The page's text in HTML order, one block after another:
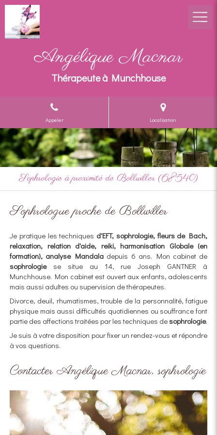
Angélique Macnar
Thérapeute à Munchhouse
Appeler Localisation
Sophrologie à proximité de Bollwiller (68540)
Sophrologue proche de Bollwiller
Je pratique les techniques d'EFT, sophrologie, fleurs de Bach,
relaxation, relation d'aide, reiki, harmonisation Globale (en
formation), analyse Mandala depuis 6 ans. Mon cabinet de
sophrologiese situe au 14, rue Joseph GANTNER à
Munchhouse. Mon cabinet est ouvert aux enfants, adolescents
mais aussi adultes ou supervision de thérapeutes.
Divorce, deuil, rhumatismes, trouble de la personnalité, fatigue
physique mais aussi difficultés quotidiennes ou souffrance font
partie des affections traitées par les techniques desophrologie.
Je suis à votre disposition pour fixer un rendez-vous et répondre
à vos questions.
Contacter Angélique Macnar, sophrologie